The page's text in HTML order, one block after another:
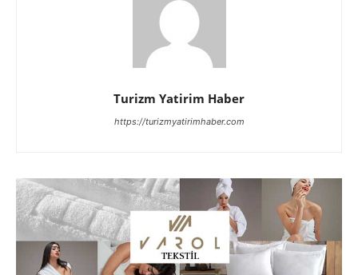
Turizm Yatirim Haber
https://turizmyatirimhaber.com